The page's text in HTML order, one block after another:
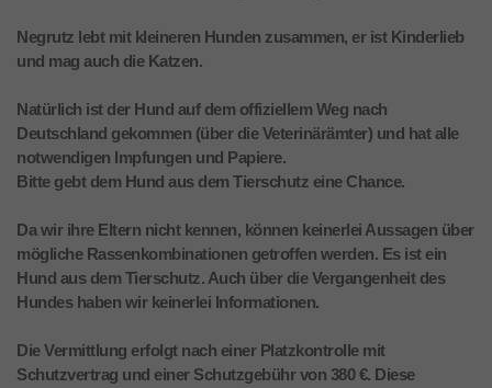
Negrutz lebt mit kleineren Hunden zusammen, er ist Kinderlieb
und mag auch die Katzen.
Natürlich ist der Hund auf dem offiziellem Weg nach
Deutschland gekommen (über die Veterinärämter) und hat alle
notwendigen Impfungen und Papiere.
Bitte gebt dem Hund aus dem Tierschutz eine Chance.
Da wir ihre Eltern nicht kennen, können keinerlei Aussagen über
mögliche Rassenkombinationen getroffen werden. Es ist ein
Hund aus dem Tierschutz. Auch über die Vergangenheit des
Hundes haben wir keinerlei Informationen.
Die Vermittlung erfolgt nach einer Platzkontrolle mit
Schutzvertrag und einer Schutzgebühr von 380 €. Diese